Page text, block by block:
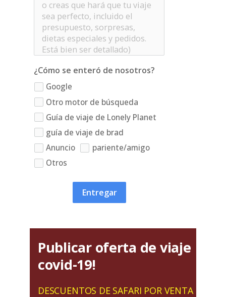
¿Cómo se enteró de nosotros?
Google
Otro motor de búsqueda
Guía de viaje de Lonely Planet
guía de viaje de brad
Anuncio
pariente/amigo
Otros
Entregar
Publicar oferta de viaje
covid-19!
DESCUENTOS DE SAFARI POR VENTA